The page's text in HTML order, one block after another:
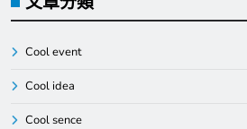
Cool event
Cool idea
Cool sence